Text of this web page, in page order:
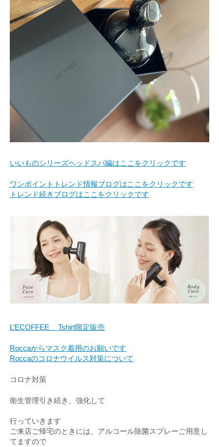
いいものシリーズヘッドスパ編はここをクリックです
ワンポイントトレンド情報ブログはここをクリックです
トレンド続きブログはここをクリックです
L’ECOFFEE Tshirt限定販売
Roccaからマスク着用のお願いです
Roccaのコロナウイルス対策について
コロナ対策
衛生管理引き続き、強化して
行っていきます
ご来店ご帰宅のときには、アルコール除菌スプレーご用意し
てますので